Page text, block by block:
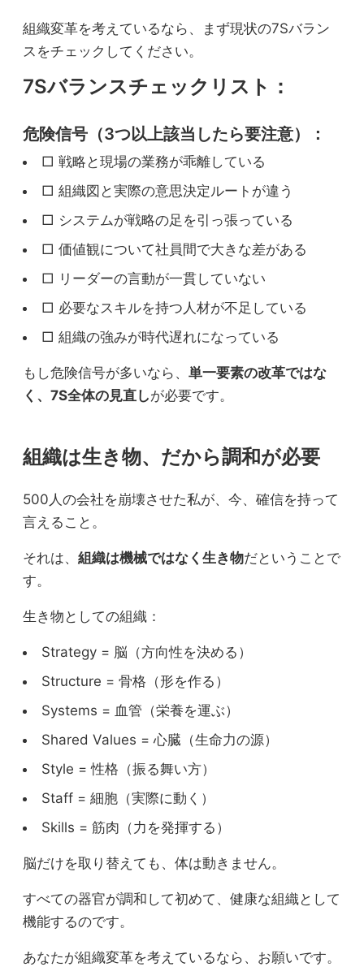
組織変革を考えているなら、まず現状の7Sバラン
スをチェックしてください。
7Sバランスチェックリスト：
危険信号（3つ以上該当したら要注意）：
□ 戦略と現場の業務が乖離している
□ 組織図と実際の意思決定ルートが違う
□ システムが戦略の足を引っ張っている
□ 価値観について社員間で大きな差がある
□ リーダーの言動が一貫していない
□ 必要なスキルを持つ人材が不足している
□ 組織の強みが時代遅れになっている
もし危険信号が多いなら、 単一要素の改革ではな
く、7S全体の見直しが必要です。
組織は生き物、だから調和が必要
500人の会社を崩壊させた私が、今、確信を持って
言えること。
それは、 組織は機械ではなく生き物だということで
す。
生き物としての組織：
Strategy = 脳（方向性を決める）
Structure = 骨格（形を作る）
Systems = 血管（栄養を運ぶ）
Shared Values = 心臓（生命力の源）
Style = 性格（振る舞い方）
Staff = 細胞（実際に動く）
Skills = 筋肉（力を発揮する）
脳だけを取り替えても、体は動きません。
すべての器官が調和して初めて、健康な組織として
機能するのです。
あなたが組織変革を考えているなら、お願いです。